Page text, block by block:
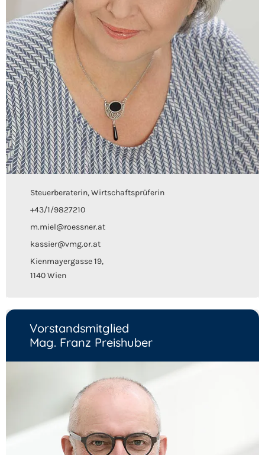
Steuerberaterin, Wirtschaftsprüferin
+43/1/9827210
m.miel@roessner.at
kassier@vmg.or.at
Kienmayergasse 19,
1140 Wien
Vorstandsmitglied
Mag. Franz Preishuber